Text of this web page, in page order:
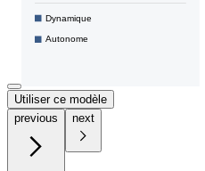
Utiliser ce modèle
previous
next